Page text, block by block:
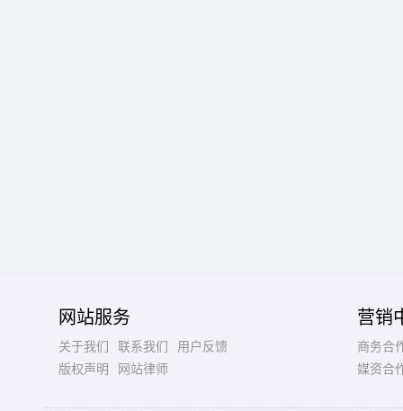
网站服务
关于我们 联系我们
用户反馈
版权声明
网站律师
营销
商务合
媒资合